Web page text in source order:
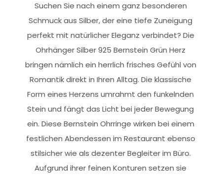
Suchen Sie nach einem ganz besonderen
Schmuck aus Silber, der eine tiefe Zuneigung
perfekt mit natürlicher Eleganz verbindet? Die
Ohrhänger Silber 925 Bernstein Grün Herz
bringen nämlich ein herrlich frisches Gefühl von
Romantik direkt in Ihren Alltag. Die klassische
Form eines Herzens umrahmt den funkelnden
Stein und fängt das Licht bei jeder Bewegung
ein. Diese Bernstein Ohrringe wirken bei einem
festlichen Abendessen im Restaurant ebenso
stilsicher wie als dezenter Begleiter im Büro.
Aufgrund ihrer feinen Konturen setzen sie